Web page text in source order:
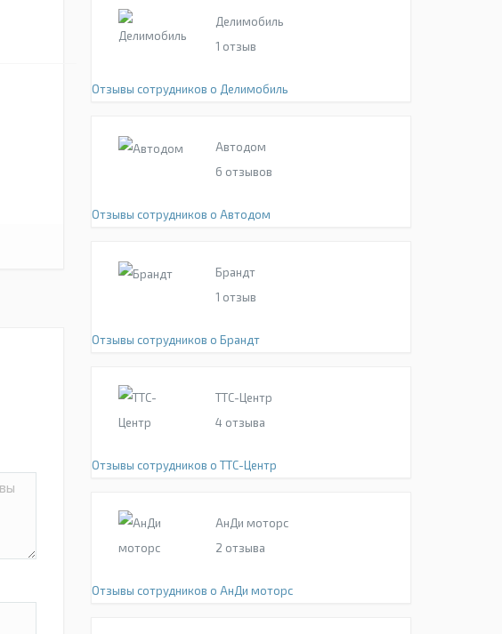
Делимобиль
1 отзыв
Отзывы сотрудников о Делимобиль
Автодом
6 отзывов
Отзывы сотрудников о Автодом
Брандт
1 отзыв
Отзывы сотрудников о Брандт
ТТС-Центр
4 отзыва
Отзывы сотрудников о ТТС-Центр
АнДи моторс
2 отзыва
Отзывы сотрудников о АнДи моторс